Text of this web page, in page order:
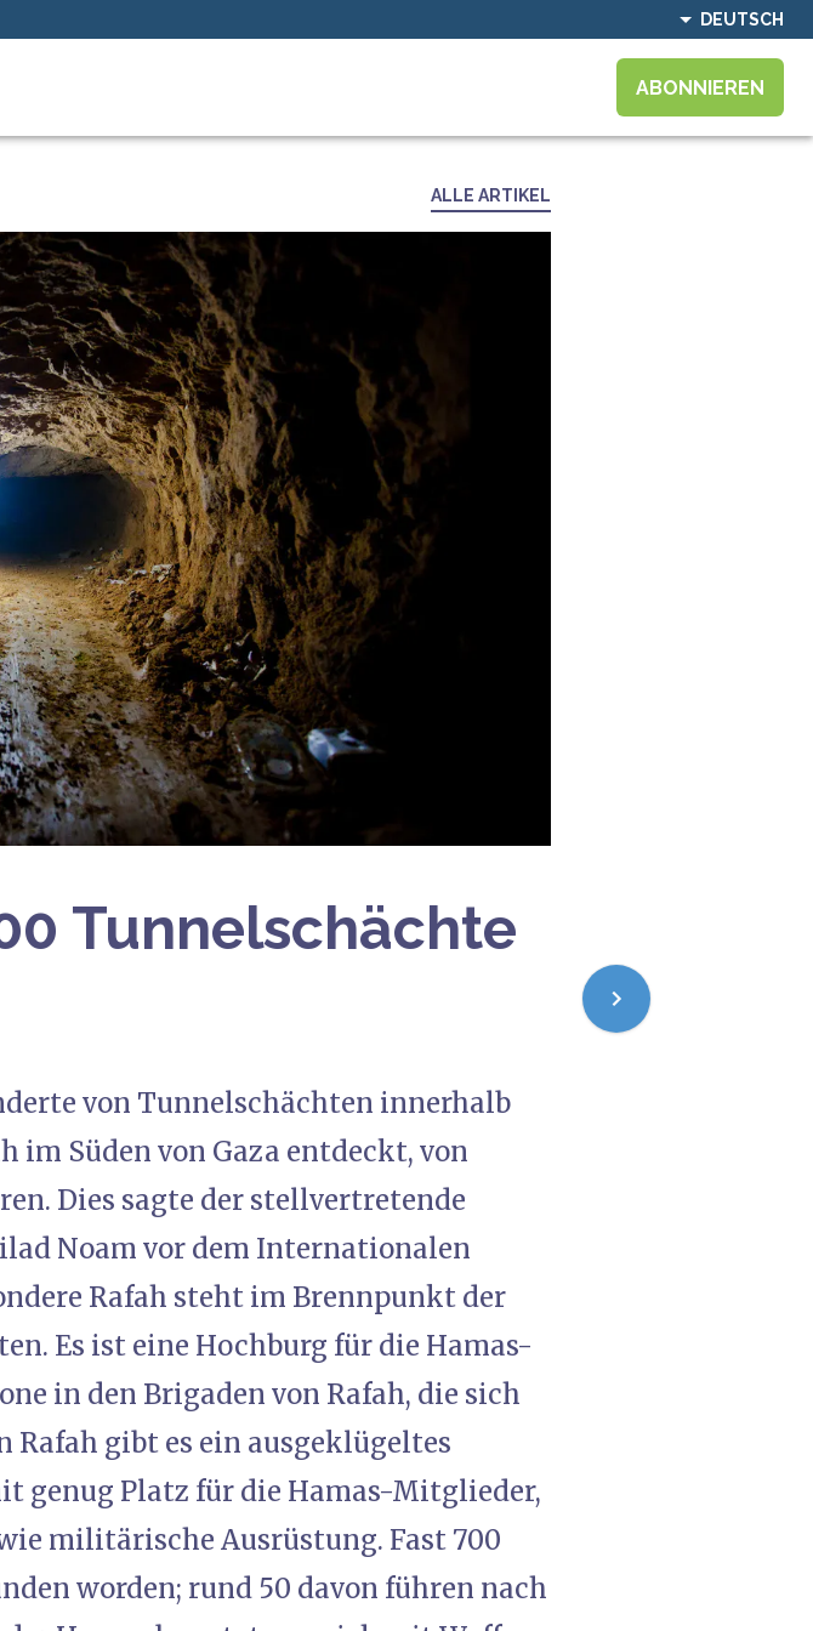
DEUTSCH
ABONNIEREN
ALLE ARTIKEL
Tunnelschächte
von Tunnelschächten innerhalb
im Süden von Gaza entdeckt, von
Dies sagte der stellvertretende
Noam vor dem Internationalen
Rafah steht im Brennpunkt der
Es ist eine Hochburg für die Hamas-
in den Brigaden von Rafah, die sich
Rafah gibt es ein ausgeklügeltes
genug Platz für die Hamas-Mitglieder,
militärische Ausrüstung. Fast 700
worden; rund 50 davon führen nach